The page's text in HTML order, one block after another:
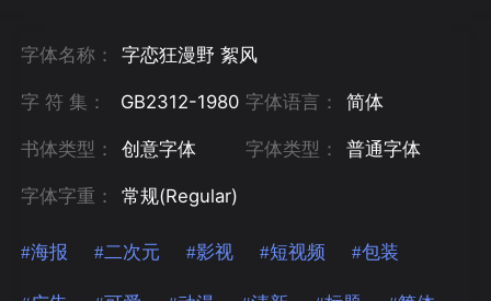
字体名称： 字恋狂漫野 絮风
字 符 集： GB2312-1980 字体语言： 简体
书体类型： 创意字体 字体类型： 普通字体
字体字重： 常规(Regular)
#海报 #二次元 #影视 #短视频 #包装